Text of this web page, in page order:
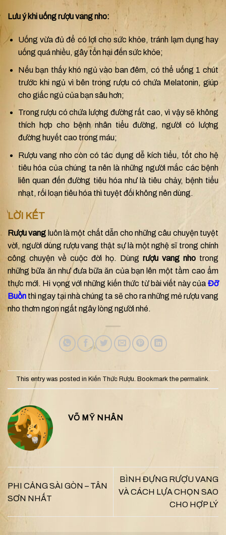
Lưu ý khi uống rượu vang nho:
Uống vừa đủ để có lợi cho sức khỏe, tránh lạm dụng hay
uống quá nhiều, gây tổn hại đến sức khỏe;
Nếu bạn thấy khó ngủ vào ban đêm, có thể uống 1 chút
trước khi ngủ vì bên trong rượu có chứa Melatonin, giúp
cho giấc ngủ của bạn sâu hơn;
Trong rượu có chứa lượng đường rất cao, vì vậy sẽ không
thích hợp cho bệnh nhân tiểu đường, người có lượng
đường huyết cao trong máu;
Rượu vang nho còn có tác dụng dễ kích tiểu, tốt cho hệ
tiêu hóa của chúng ta nên là những người mắc các bệnh
liên quan đến đường tiêu hóa như là tiêu chảy, bệnh tiểu
nhạt, rối loạn tiêu hóa thì tuyệt đối không nên dùng.
LỜI KẾT
Rượu vang luôn là một chất dẫn cho những câu chuyện tuyệt
vời, người dùng rượu vang thật sự là một nghệ sĩ trong chính
công chuyện về cuộc đời họ. Dùng rượu vang nho trong
những bữa ăn như đưa bữa ăn của bạn lên một tầm cao ẩm
thực mới. Hi vọng với những kiến thức từ bài viết này của Đỡ
Buồn thì ngay tại nhà chúng ta sẽ cho ra những mẻ rượu vang
nho thơm ngon ngất ngây lòng người nhé.
This entry was posted in Kiến Thức Rượu. Bookmark the permalink.
VÕ MỸ NHÂN
PHI CẢNG SÀI GÒN – TÂN
SƠN NHẤT
BÌNH ĐỰNG RƯỢU VANG
VÀ CÁCH LỰA CHỌN SAO
CHO HỢP LÝ